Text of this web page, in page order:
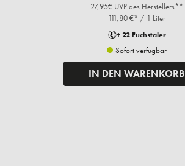
27,95€ UVP des Herstellers**
111,80 €* / 1 Liter
+ 22 Fuchstaler
Sofort verfügbar
IN DEN WARENKORB